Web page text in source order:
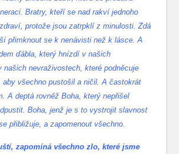
Bratry, kteří se nad rakví jednoho
protože jsou zatrpklí z minulosti. Zdá
přimknout se k nenávisti než k lásce. A
ďábla, který hnízdí v našich
našich nevraživostech, které podněcuje
aby všechno pustošil a ničil. A častokrát
A deptá rovněž Boha, který nepřišel
Boha, jenž je s to vystrojit slavnost
přibližuje, a zapomenout všechno.
zapomíná všechno zlo, které jsme